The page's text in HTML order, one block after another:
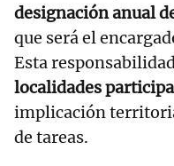
designación anual
que será el
Esta
localidades
implicación
de tareas.